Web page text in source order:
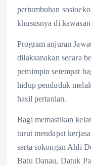
o
o
A
p
p
pertumbuhan
khususnya di
Program anjuran
dilaksanakan secara
pemimpin setempat
hidup penduduk
hasil pertanian.
Bagi memastikan
turut mendapat
serta sokongan Ahli
Batu Danau, Datuk